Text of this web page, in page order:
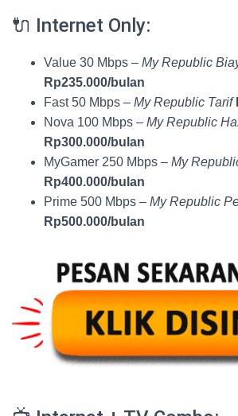
🔌 Internet Only:
Value 30 Mbps – My Republic
Rp235.000/bulan
Fast 50 Mbps – My Republic Tarif
Nova 100 Mbps – My Republic
Rp300.000/bulan
MyGamer 250 Mbps – My
Rp400.000/bulan
Prime 500 Mbps – My Republic
Rp500.000/bulan